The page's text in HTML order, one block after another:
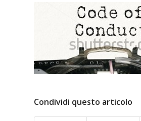
Condividi questo articolo